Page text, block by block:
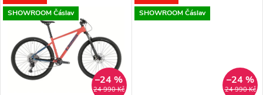
t
ů
k
t
ů
SHOWROOM Čáslav
24 990 Kč
–24 %
SHOWROOM Čáslav
24 990 Kč
–24 %